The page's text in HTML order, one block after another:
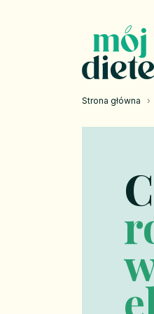
Strona główna ›